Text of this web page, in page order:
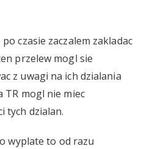
czasie zaczalem zakladac
przelew mogl sie
z uwagi na ich dzialania
TR mogl nie miec
tych dzialan.
wyplate to od razu